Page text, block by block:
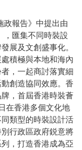
政報告》中提出由
，匯集不同時裝設
展及文創盛事化。
積極與本地和海內
，一起商討落實細
創造協同效應。香
，首屆香港時裝薈
在香港多個文化地
類型的時裝設計活
行政區政府鋭意將
，打造香港成為亞